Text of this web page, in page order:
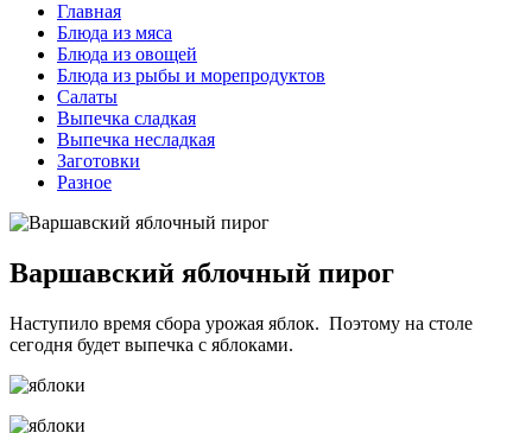
Главная
Блюда из мяса
Блюда из овощей
Блюда из рыбы и морепродуктов
Салаты
Выпечка сладкая
Выпечка несладкая
Заготовки
Разное
Варшавский яблочный пирог
Наступило время сбора урожая яблок. Поэтому на столе
сегодня будет выпечка с яблоками.